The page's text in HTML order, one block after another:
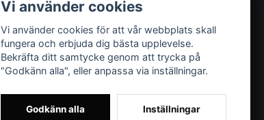
Service/Garanti
Lådritning
Om oss
Vi använder cookies
Vi använder cookies för att vår webbplats skall
fungera och erbjuda dig bästa upplevelse.
Bekräfta ditt samtycke genom att trycka på
"Godkänn alla", eller anpassa via inställningar.
Godkänn alla Inställningar